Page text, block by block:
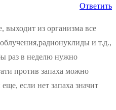
Ответить
выходит из организма все
и т.д.,
раз в неделю нужно
против запаха можно
если нет запаха значит